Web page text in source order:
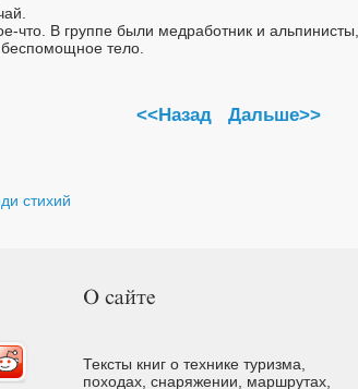
что. В группе были медработник и
тело.
<<Назад Дальше>>
стихий
Тексты книг о технике туризма,
походах, снаряжении, маршрутах,